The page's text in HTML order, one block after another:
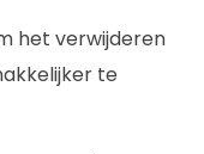
het verwijderen
te